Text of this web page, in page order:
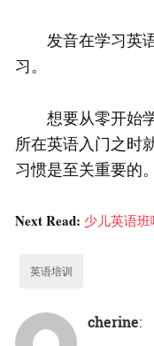
发音在学习英语
习。
想要从零开始学
所在英语入门之时
习惯是至关重要的。
Next Read: 少儿英语
英语培训
cherine: